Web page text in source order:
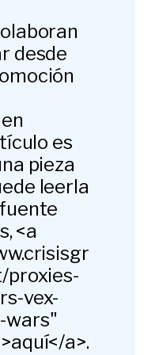
desde
es
pieza
leerla
<a
proxies-
vex-
wars"
a>.